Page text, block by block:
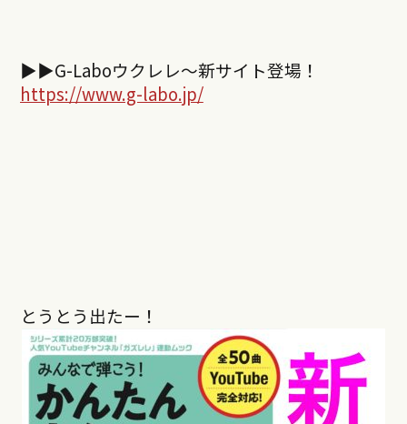
▶︎▶︎G-Laboウクレレ～新サイト登場！
https://www.g-labo.jp/
とうとう出たー！